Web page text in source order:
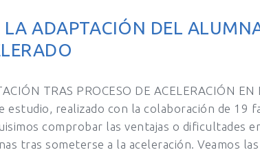
LA ADAPTACIÓN DEL
TRAS PROCESO DE ACELERACIÓN
estudio, realizado con la colaboración de 19
comprobar las ventajas o dificultades
tras someterse a la aceleración. Veamos